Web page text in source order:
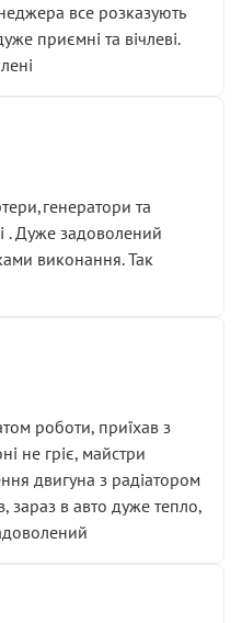
все розказують
приємні та вічлеві.
та
. Дуже задоволений
виконання. Так
роботи, приїхав з
не гріє, майстри
двигуна з радіатором
зараз в авто дуже тепло,